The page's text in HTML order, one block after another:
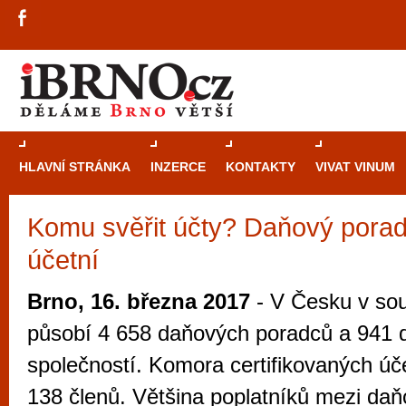
HLAVNÍ STRÁNKA INZERCE KONTAKTY VIVAT VINUM
Komu svěřit účty? Daňový
účetní
Brno, 16. března 2017 - V Česku v
působí 4 658 daňových poradců a 941
společností. Komora certifikovaných
138 členů. Většina poplatníků mezi
Průvodce
automaty
Brno je
zajímavé
restaurace,
Mimo jiné je ale také místem, kde si